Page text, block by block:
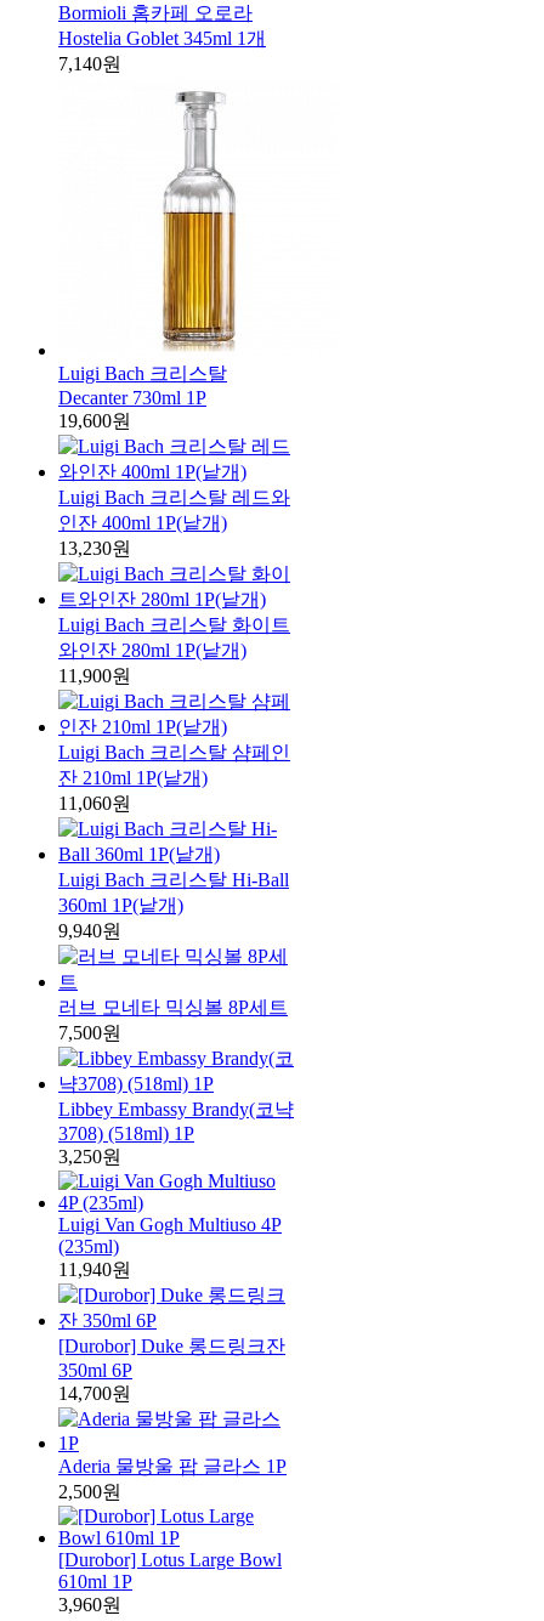
Bormioli 홈카페 오로라
Hostelia Goblet 345ml 1개
7,140원
Luigi Bach 크리스탈
Decanter 730ml 1P
19,600원
Luigi Bach 크리스탈 레드와
인잔 400ml 1P(낱개)
13,230원
Luigi Bach 크리스탈 화이트
와인잔 280ml 1P(낱개)
11,900원
Luigi Bach 크리스탈 샴페인
잔 210ml 1P(낱개)
11,060원
Luigi Bach 크리스탈 Hi-Ball
360ml 1P(낱개)
9,940원
러브 모네타 믹싱볼 8P세트
7,500원
Libbey Embassy Brandy(코냑
3708) (518ml) 1P
3,250원
Luigi Van Gogh Multiuso 4P
(235ml)
11,940원
[Durobor] Duke 롱드링크잔
350ml 6P
14,700원
Aderia 물방울 팝 글라스 1P
2,500원
[Durobor] Lotus Large Bowl
610ml 1P
3,960원